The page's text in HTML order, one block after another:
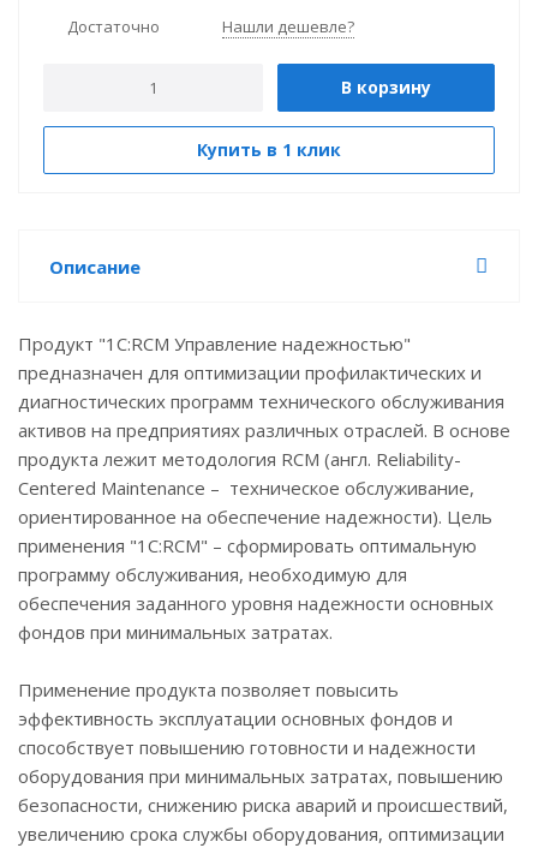
Достаточно Нашли дешевле?
В корзину
Купить в 1 клик
Описание
Продукт "1C:RCM Управление надежностью"
предназначен для оптимизации профилактических и
диагностических программ технического обслуживания
активов на предприятиях различных отраслей. В основе
продукта лежит методология RCM (англ. Reliability-
Centered Maintenance – техническое обслуживание,
ориентированное на обеспечение надежности). Цель
применения "1С:RCM" – сформировать оптимальную
программу обслуживания, необходимую для
обеспечения заданного уровня надежности основных
фондов при минимальных затратах.
Применение продукта позволяет повысить
эффективность эксплуатации основных фондов и
способствует повышению готовности и надежности
оборудования при минимальных затратах, повышению
безопасности, снижению риска аварий и происшествий,
увеличению срока службы оборудования, оптимизации